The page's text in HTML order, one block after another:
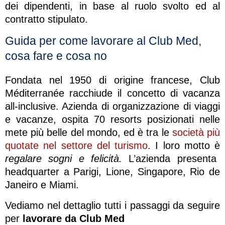
dei dipendenti, in base al ruolo svolto ed al
contratto stipulato.
Guida per come lavorare al Club Med,
cosa fare e cosa no
Fondata nel 1950 di origine francese, Club
Méditerranée racchiude il concetto di vacanza
all-inclusive. Azienda di organizzazione di viaggi
e vacanze, ospita 70 resorts posizionati nelle
mete più belle del mondo, ed è tra le società più
quotate nel settore del turismo. I loro motto è
regalare sogni e felicità.
L’azienda presenta
headquarter a Parigi, Lione, Singapore, Rio de
Janeiro e Miami.
Vediamo nel dettaglio tutti i passaggi da seguire
per lavorare da Club Med